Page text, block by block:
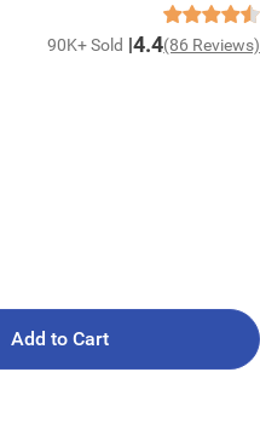
90K+ Sold 4.4(86 Reviews)
Add to Cart